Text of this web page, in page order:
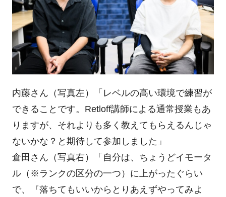
内藤さん（写真左）「レベルの高い環境で練習が
できることです。Retloff講師による通常授業もあ
りますが、それよりも多く教えてもらえるんじゃ
ないかな？と期待して参加しました」
倉田さん（写真右）「自分は、ちょうどイモータ
ル（※ランクの区分の一つ）に上がったぐらい
で、『落ちてもいいからとりあえずやってみよ